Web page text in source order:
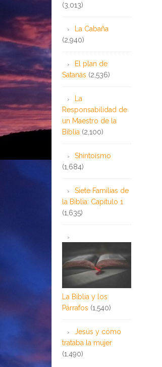
(3,013)
La Cabaña
(2,940)
El plan de
Satanás (2,536)
La
Responsabilidad de
un Maestro de la
Biblia (2,100)
Shintoísmo
(1,684)
Siete Familias de
la Biblia: Capítulo 1
(1,635)
La Biblia y los
Párrafos (1,540)
Jesús y cómo
trataba la mujer
(1,490)